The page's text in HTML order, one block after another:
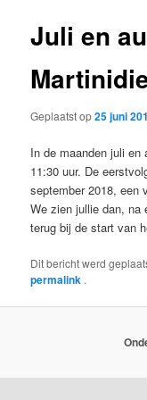
Juli en
Geplaatst op25 juni
In de maanden juli en
11:30 uur. De
september 2018, een
We zien jullie dan, na
terug bij de start van
Dit bericht werd
permalink .